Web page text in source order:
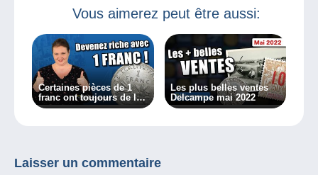
Vous aimerez peut être aussi:
Certaines pièces de 1
franc ont toujours de la
valeur.
Les plus belles ventes
Delcampe mai 2022
Laisser un commentaire